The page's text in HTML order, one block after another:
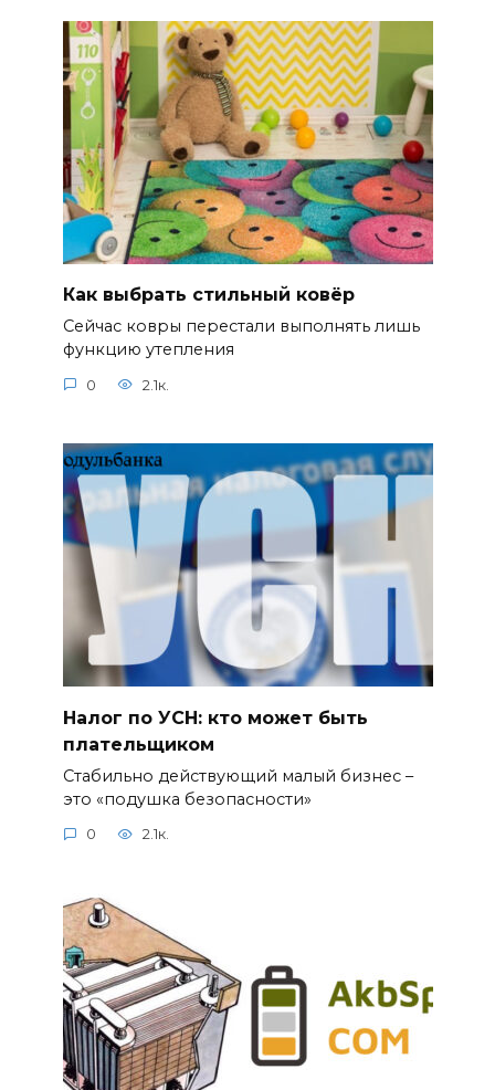
Как выбрать стильный ковёр
Сейчас ковры перестали выполнять лишь
функцию утепления
0 2.1к.
Налог по УСН: кто может быть
плательщиком
Стабильно действующий малый бизнес –
это «подушка безопасности»
0 2.1к.